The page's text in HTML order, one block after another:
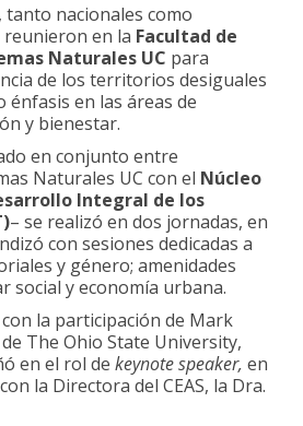
nacionales como
en la Facultad de
Naturales UC para
de los territorios desiguales
énfasis en las áreas de
y bienestar.
en conjunto entre
Naturales UC con el Núcleo
Integral de los
– se realizó en dos jornadas, en
con sesiones dedicadas a
y género; amenidades
social y economía urbana.
la participación de Mark
The Ohio State University,
en el rol de keynote speaker, en
la Directora del CEAS, la Dra.